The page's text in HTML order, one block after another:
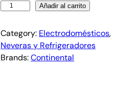
Añadir al carrito
Category: Electrodomésticos
Neveras y Refrigeradores
Brands:Continental